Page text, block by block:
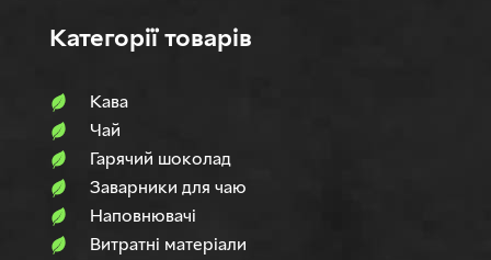
Категорії товарів
Кава
Чай
Гарячий шоколад
Заварники для чаю
Наповнювачi
Витратні матеріали